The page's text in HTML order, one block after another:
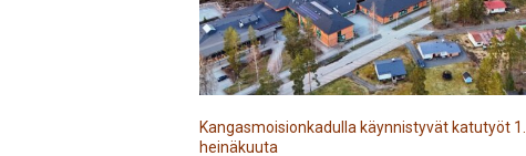
Kangasmoisionkadulla käynnistyvät katutyöt 1.
heinäkuuta